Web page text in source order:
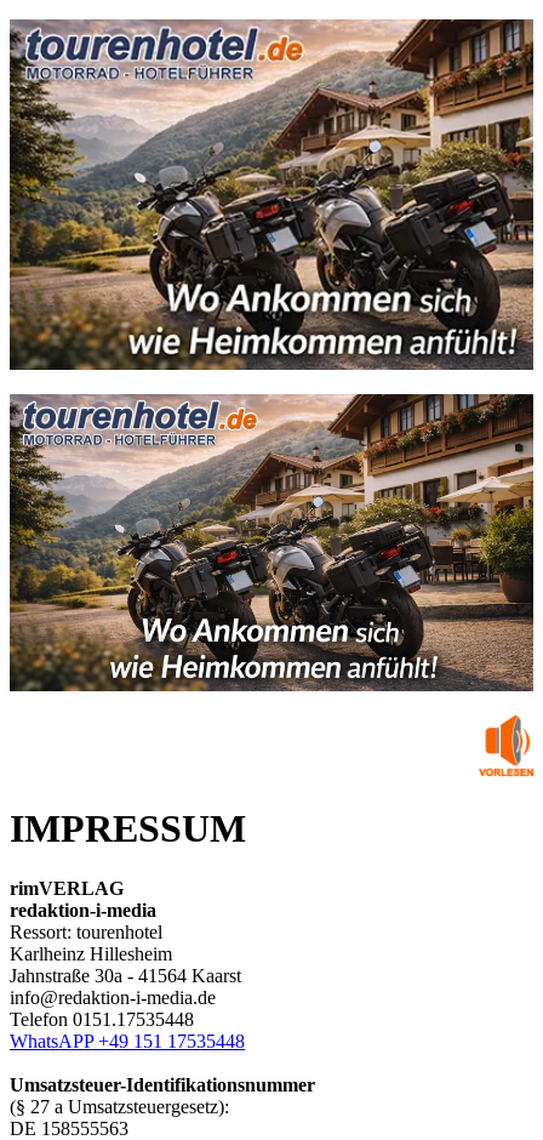
IMPRESSUM
rimVERLAG
redaktion-i-media
Ressort: tourenhotel
Karlheinz Hillesheim
Jahnstraße 30a - 41564 Kaarst
info@redaktion-i-media.de
Telefon 0151.17535448
WhatsAPP +49 151 17535448
Umsatzsteuer-Identifikationsnummer
(§ 27 a Umsatzsteuergesetz):
DE 158555563